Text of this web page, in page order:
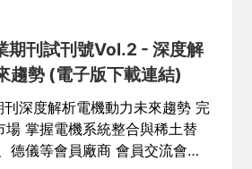
期刊試刊號Vol.2 - 深度解
趨勢 (電子版下載連結)
深度解析電機動力未來趨勢 完
場 掌握電機系統整合與稀土替
德儀等會員廠商 會員交流會議